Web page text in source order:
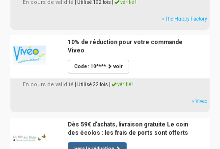
En cours de validité | Utilisé 192 fois vérifié !
» The Happy Factory
10% de réduction pour votre commande
Viveo
Code : 10**** voir
En cours de validité | Utilisé 22 fois vérifié !
» Viveo
Dès 59€ d'achats, livraison gratuite Le coin
des écolos : les frais de ports sont offerts